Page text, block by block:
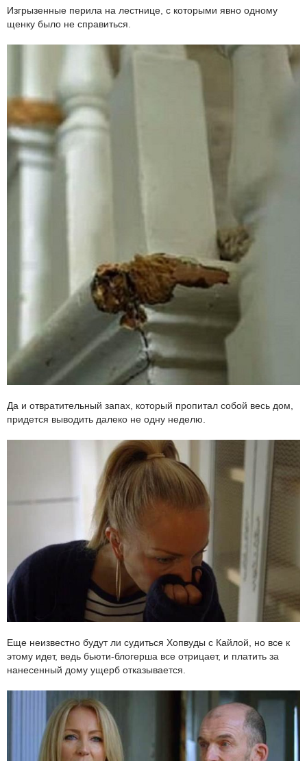
Изгрызенные перила на лестнице, с которыми явно одному
щенку было не справиться.
Да и отвратительный запах, который пропитал собой весь дом,
придется выводить далеко не одну неделю.
Еще неизвестно будут ли судиться Хопвуды с Кайлой, но все к
этому идет, ведь бьюти-блогерша все отрицает, и платить за
нанесенный дому ущерб отказывается.